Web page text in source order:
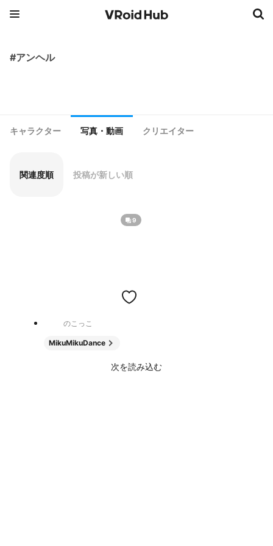
#アンヘル
キャラクター 写真・動画 クリエイター
関連度順 投稿が新しい順
9
のこっこ
MikuMikuDance
次を読み込む